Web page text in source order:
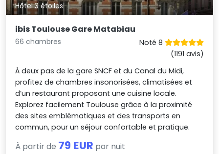
Hôtel 3 étoiles
ibis Toulouse Gare Matabiau
66 chambres
Noté 8
(1191 avis)
À deux pas de la gare SNCF et du Canal du Midi,
profitez de chambres insonorisées, climatisées et
d’un restaurant proposant une cuisine locale.
Explorez facilement Toulouse grâce à la proximité
des sites emblématiques et des transports en
commun, pour un séjour confortable et pratique.
À partir de 79 EUR par nuit